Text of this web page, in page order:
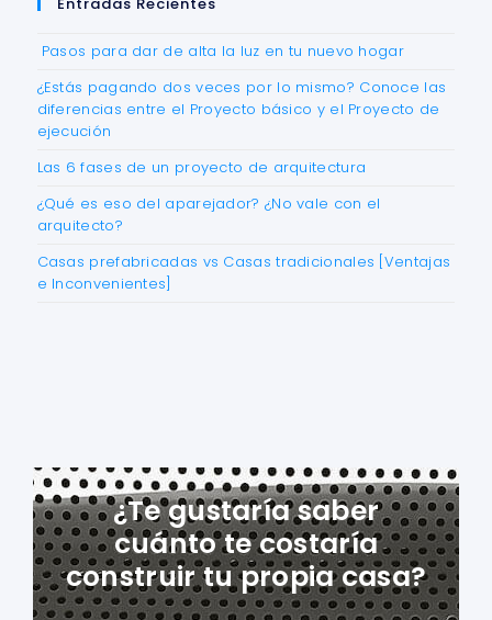
Pasos para dar de alta la luz en tu nuevo hogar
¿Estás pagando dos veces por lo mismo? Conoce las
diferencias entre el Proyecto básico y el Proyecto de
ejecución
Las 6 fases de un proyecto de arquitectura
¿Qué es eso del aparejador? ¿No vale con el
arquitecto?
Casas prefabricadas vs Casas tradicionales [Ventajas
e Inconvenientes]
¿Te gustaría saber
cuánto te costaría
construir tu propia casa?